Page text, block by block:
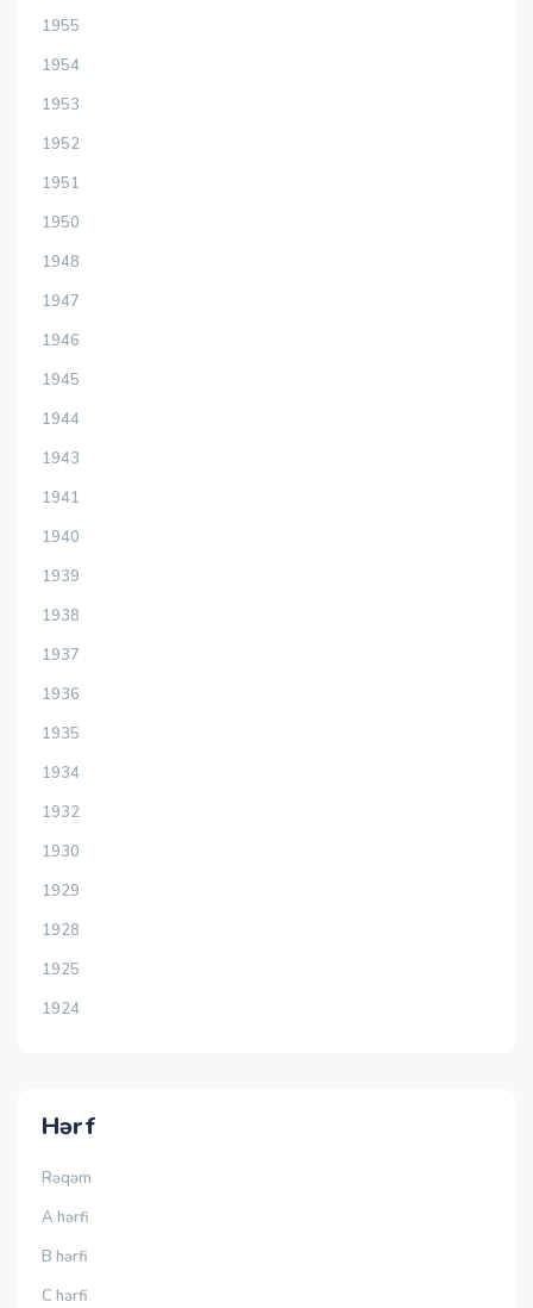
1955
1954
1953
1952
1951
1950
1948
1947
1946
1945
1944
1943
1941
1940
1939
1938
1937
1936
1935
1934
1932
1930
1929
1928
1925
1924
Hərf
Rəqəm
A hərfi
B hərfi
C hərfi